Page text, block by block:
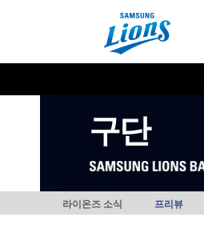
구단
라이온즈 소식 프리뷰